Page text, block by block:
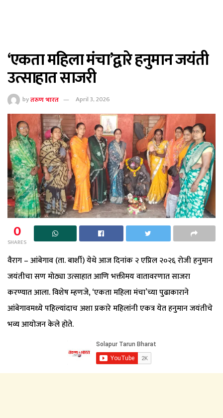
‘एकता महिला मंचा’द्वारे हनुमान जयंती
उत्साहात साजरी
byतरुण भारत April 3, 2026
0
SHARES
वैराग – आंबेगाव (ता. बार्शी) येथे आज दिनांक २ एप्रिल २०२६ रोजी हनुमान
जयंतीचा सण मोठ्या उत्साहात आणि भक्तीमय वातावरणात साजरा
करण्यात आला. विशेष म्हणजे, ‘एकता महिला मंचा’च्या पुढाकाराने
आंबेगावमध्ये पहिल्यांदाच अशा प्रकारे महिलांनी एकत्र येत हनुमान जयंतीचे
भव्य आयोजन केले होते.